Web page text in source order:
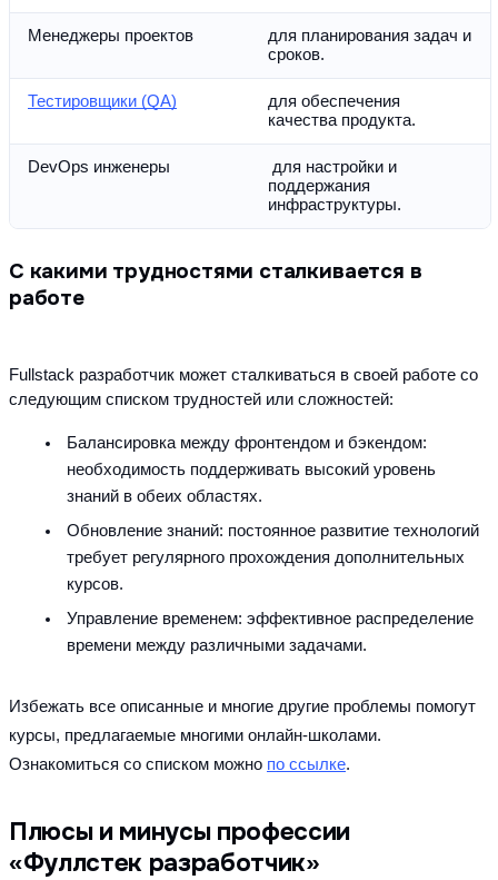
Менеджеры проектов
для планирования задач и
сроков.
Тестировщики (QA)
для обеспечения
качества продукта.
DevOps инженеры
поддержания
инфраструктуры.
С какими трудностями сталкивается в
работе
Fullstack разработчик может сталкиваться в своей работе со
следующим списком трудностей или сложностей:
Балансировка между фронтендом и бэкендом:
необходимость поддерживать высокий уровень
знаний в обеих областях.
Обновление знаний: постоянное развитие технологий
требует регулярного прохождения дополнительных
курсов.
Управление временем: эффективное распределение
времени между различными задачами.
Избежать все описанные и многие другие проблемы помогут
курсы, предлагаемые многими онлайн-школами.
Ознакомиться со списком можно по ссылке.
Плюсы и минусы профессии
«Фуллстек разработчик»